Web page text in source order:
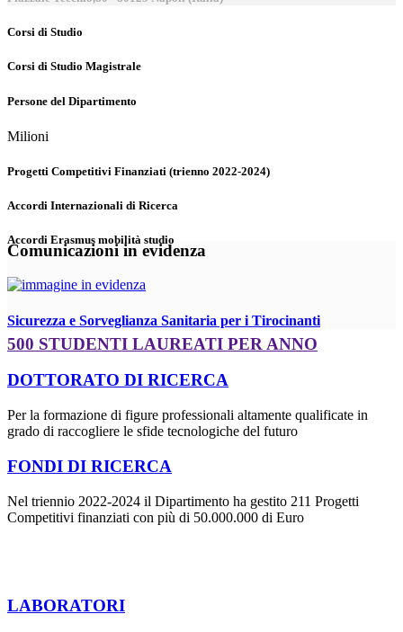
Corsi di Studio
Corsi di Studio Magistrale
Persone del Dipartimento
Milioni
Progetti Competitivi Finanziati (trienno 2022-2024)
Accordi Internazionali di Ricerca
Accordi Erasmus mobilità studio
Comunicazioni in evidenza
Sicurezza e Sorveglianza Sanitaria per i Tirocinanti
500 STUDENTI LAUREATI PER ANNO
DOTTORATO DI RICERCA
Per la formazione di figure professionali altamente qualificate in
grado di raccogliere le sfide tecnologiche del futuro
FONDI DI RICERCA
Nel triennio 2022-2024 il Dipartimento ha gestito 211 Progetti
Competitivi finanziati con più di 50.000.000 di Euro
LABORATORI